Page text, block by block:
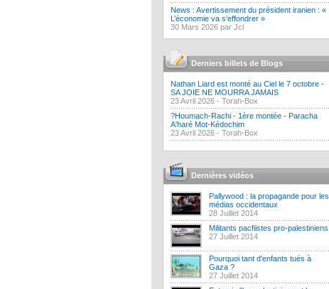
News : Avertissement du président iranien : «
L’économie va s’effondrer »
30 Mars 2026 par Jcl
Derniers billets de Blogs
Nathan Liard est monté au Ciel le 7 octobre -
SA JOIE NE MOURRA JAMAIS
23 Avril 2026 - Torah-Box
?Houmach-Rachi - 1ère montée - Paracha
A'haré Mot-Kédochim
23 Avril 2026 - Torah-Box
Dernières vidéos
Pallywood : la propagande pour les
médias occidentaux
28 Juillet 2014
Militants pacfiistes pro-palestiniens
27 Juillet 2014
Pourquoi tant d'enfants tués à
Gaza ?
27 Juillet 2014